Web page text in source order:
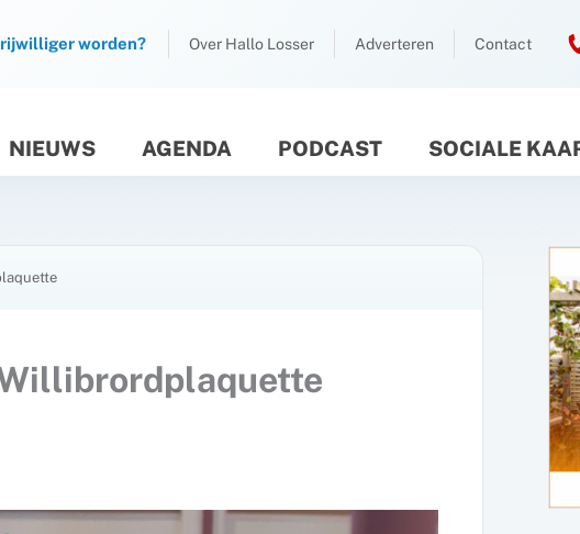
worden? Over Hallo Losser Adverteren Contact
NIEUWS AGENDA PODCAST SOCIALE